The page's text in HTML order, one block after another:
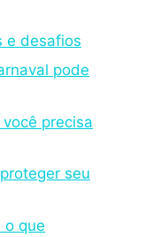
e desafios
pode
precisa
seu
o que